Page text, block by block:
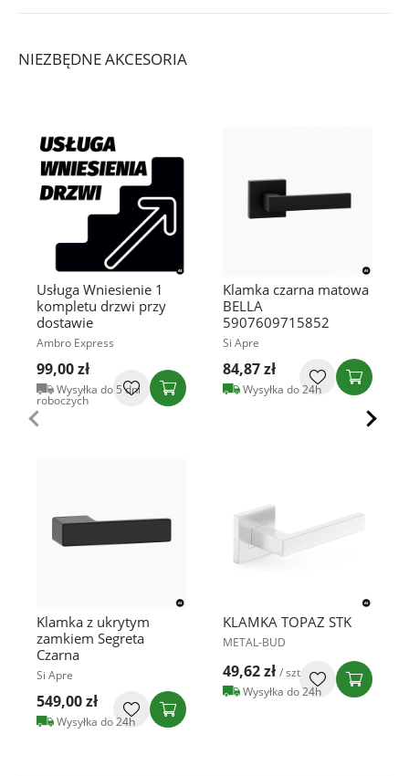
NIEZBĘDNE AKCESORIA
Usługa Wniesienie 1
kompletu drzwi przy
dostawie
Ambro Express
99,00 zł
Wysyłka do 5 dni
roboczych
Klamka z ukrytym
zamkiem Segreta
Czarna
Si Apre
549,00 zł
Wysyłka do 24h
Klamka czarna matowa
BELLA
5907609715852
Si Apre
84,87 zł
Wysyłka do 24h
KLAMKA TOPAZ STK
METAL-BUD
49,62 zł / szt
Wysyłka do 24h